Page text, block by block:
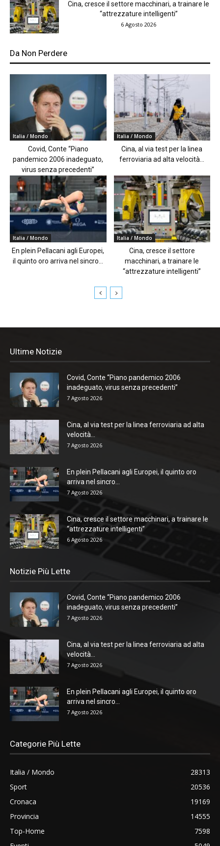
Cina, cresce il settore macchinari, a trainare le
“attrezzature intelligenti”
6 Agosto 2026
Da Non Perdere
Italia / Mondo
Covid, Conte “Piano
pandemico 2006 inadeguato,
virus senza precedenti”
Italia / Mondo
Cina, al via test per la linea
ferroviaria ad alta velocità...
Italia / Mondo
En plein Pellacani agli Europei,
il quinto oro arriva nel sincro...
Italia / Mondo
Cina, cresce il settore
macchinari, a trainare le
“attrezzature intelligenti”
Ultime Notizie
Covid, Conte “Piano pandemico 2006
inadeguato, virus senza precedenti”
7 Agosto 2026
Cina, al via test per la linea ferroviaria ad alta
velocità...
7 Agosto 2026
En plein Pellacani agli Europei, il quinto oro
arriva nel sincro...
7 Agosto 2026
Cina, cresce il settore macchinari, a trainare le
“attrezzature intelligenti”
6 Agosto 2026
Notizie Più Lette
Covid, Conte “Piano pandemico 2006
inadeguato, virus senza precedenti”
7 Agosto 2026
Cina, al via test per la linea ferroviaria ad alta
velocità...
7 Agosto 2026
En plein Pellacani agli Europei, il quinto oro
arriva nel sincro...
7 Agosto 2026
Categorie Più Lette
Italia / Mondo
28313
Sport
20536
Cronaca
19169
Provincia
14555
Top-Home
7598